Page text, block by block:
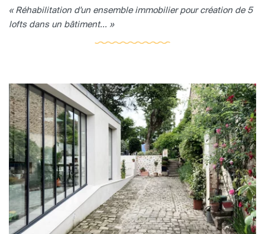
« Réhabilitation d'un ensemble immobilier pour création de 5
lofts dans un bâtiment... »